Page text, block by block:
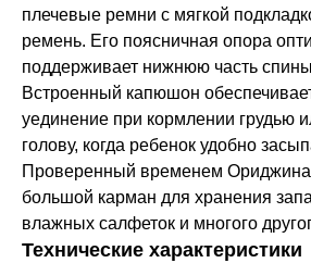
плечевые ремни с мягкой
ремень. Его поясничная опора
поддерживает нижнюю часть
Встроенный капюшон
уединение при кормлении грудью
голову, когда ребенок удобно
Проверенный временем
большой карман для хранения
влажных салфеток и многого
Технические характеристики